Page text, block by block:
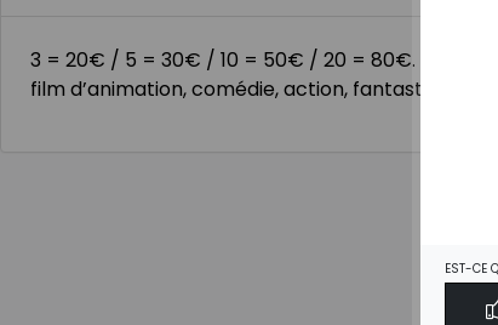
3 = 20€ / 5 = 30€ / 10 = 50€ / 20 = 80€. Offre
film d’animation, comédie, action, fantastique,
EST-CE